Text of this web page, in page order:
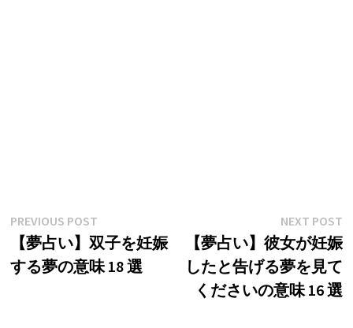
投
稿
ナ
PREVIOUS POSTPrevious
post:
【夢占い】双子を妊娠
する夢の意味 18 選
NEXT POST
【夢占い】彼女が妊娠
したと告げる夢を見て
くださいの意味 16 選